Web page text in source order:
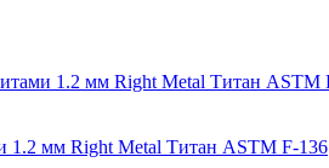
1.2 мм Right Metal Титан ASTM F-136